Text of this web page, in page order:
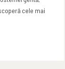
cele mai